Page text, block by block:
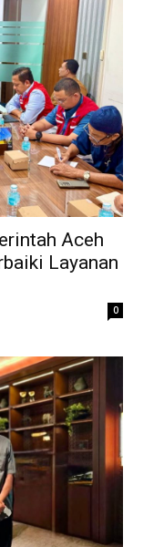
Aceh
Layanan
0